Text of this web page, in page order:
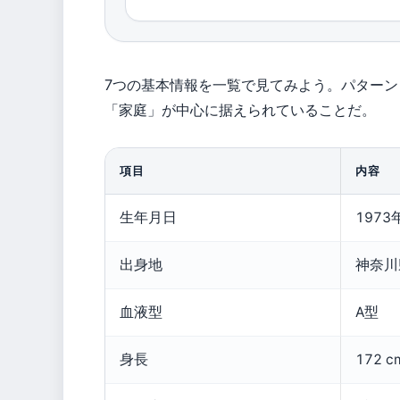
7つの基本情報を一覧で見てみよう。パター
「家庭」が中心に据えられていることだ。
項目 内容
生年月日 1973
出身地 神奈
血液型 A型
身長 172